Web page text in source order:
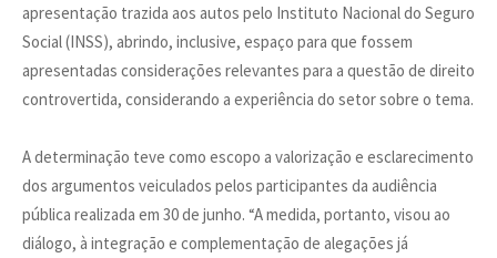
apresentação trazida aos autos pelo Instituto Nacional do Seguro
Social (INSS), abrindo, inclusive, espaço para que fossem
apresentadas considerações relevantes para a questão de direito
controvertida, considerando a experiência do setor sobre o tema.
A determinação teve como escopo a valorização e esclarecimento
dos argumentos veiculados pelos participantes da audiência
pública realizada em 30 de junho. “A medida, portanto, visou ao
diálogo, à integração e complementação de alegações já